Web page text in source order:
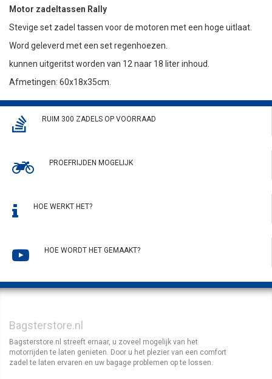
Motor zadeltassen Rally
Stevige set zadel tassen voor de motoren met een hoge uitlaat.
Word geleverd met een set regenhoezen.
kunnen uitgeritst worden van 12 naar 18 liter inhoud.
Afmetingen: 60x18x35cm.
RUIM 300 ZADELS OP VOORRAAD
PROEFRIJDEN MOGELIJK
HOE WERKT HET?
HOE WORDT HET GEMAAKT?
Bagsterstore.nl
Bagsterstore.nl streeft ernaar, u zoveel mogelijk van het
motorrijden te laten genieten. Door u het plezier van een comfort
zadel te laten ervaren en uw bagage problemen op te lossen.